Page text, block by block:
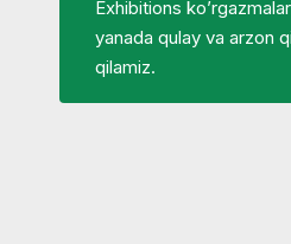
Exhibitions
yanada qulay va arzon
qilamiz.